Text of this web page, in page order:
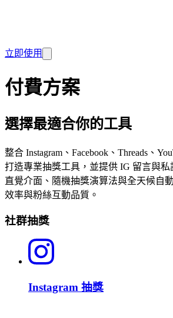
立即使用
付費方案
選擇最適合你的工具
整合 Instagram、Facebook、Threads、
打造專業抽獎工具，並提供 IG 留言與私
直覺介面、隨機抽獎演算法與全天候自
效率與粉絲互動品質。
社群抽獎
Instagram 抽獎